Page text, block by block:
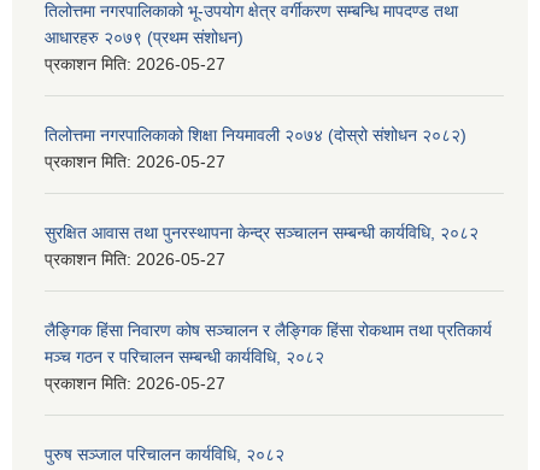
तिलोत्तमा नगरपालिकाको भू-उपयोग क्षेत्र वर्गीकरण सम्बन्धि मापदण्ड तथा
आधारहरु २०७९ (प्रथम संशोधन)
प्रकाशन मिति: 2026-05-27
तिलोत्तमा नगरपालिकाको शिक्षा नियमावली २०७४ (दोस्रो संशोधन २०८२)
प्रकाशन मिति: 2026-05-27
सुरक्षित आवास तथा पुनरस्थापना केन्द्र सञ्चालन सम्बन्धी कार्यविधि, २०८२
प्रकाशन मिति: 2026-05-27
लैङ्गिक हिंसा निवारण कोष सञ्चालन र लैङ्गिक हिंसा रोकथाम तथा प्रतिकार्य
मञ्च गठन र परिचालन सम्बन्धी कार्यविधि, २०८२
प्रकाशन मिति: 2026-05-27
पुरुष सञ्जाल परिचालन कार्यविधि, २०८२